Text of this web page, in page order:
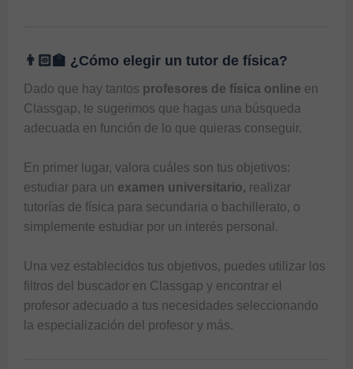
👨🏻‍🏫 ¿Cómo elegir un tutor de física?
Dado que hay tantos profesores de física online
Classgap, te sugerimos que hagas una búsqueda
adecuada en función de lo que quieras conseguir.
En primer lugar, valora cuáles son tus objetivos:
estudiar para un examen universitario, realizar
tutorías de física para secundaria o bachillerato, o
simplemente estudiar por un interés personal.
Una vez establecidos tus objetivos, puedes utilizar los
filtros del buscador en Classgap y encontrar el
profesor adecuado a tus necesidades seleccionando